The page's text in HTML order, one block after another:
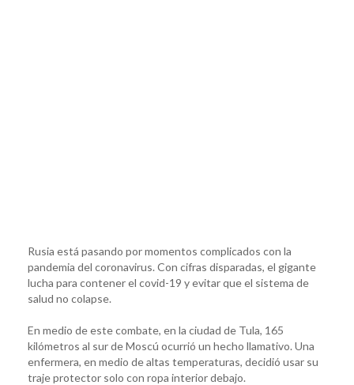
Rusia está pasando por momentos complicados con la
pandemia del coronavirus. Con cifras disparadas, el gigante
lucha para contener el covid-19 y evitar que el sistema de
salud no colapse.
En medio de este combate, en la ciudad de Tula, 165
kilómetros al sur de Moscú ocurrió un hecho llamativo. Una
enfermera, en medio de altas temperaturas, decidió usar su
traje protector solo con ropa interior debajo.